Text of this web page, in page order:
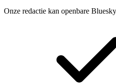
Onze redactie kan openbare